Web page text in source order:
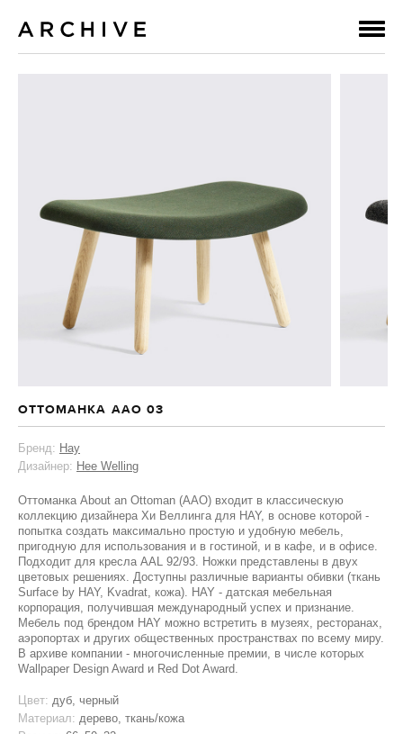
ОТТОМАНКА AAO 03
Бренд: Hay
Дизайнер: Hee Welling
Оттоманка About an Ottoman (AAO) входит в классическую
коллекцию дизайнера Хи Веллинга для HAY, в основе которой -
попытка создать максимально простую и удобную мебель,
пригодную для использования и в гостиной, и в кафе, и в офисе.
Подходит для кресла AAL 92/93. Ножки представлены в двух
цветовых решениях. Доступны различные варианты обивки (ткань
Surface by HAY, Kvadrat, кожа). HAY - датская мебельная
корпорация, получившая международный успех и признание.
Мебель под брендом HAY можно встретить в музеях, ресторанах,
аэропортах и других общественных пространствах по всему миру.
В архиве компании - многочисленные премии, в числе которых
Wallpaper Design Award и Red Dot Award.
Цвет: дуб, черный
Материал: дерево, ткань/кожа